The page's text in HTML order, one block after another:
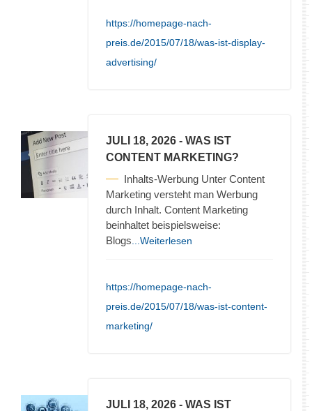
https://homepage-nach-
preis.de/2015/07/18/was-ist-display-
advertising/
JULI 18, 2026 - WAS IST
CONTENT MARKETING?
Inhalts-Werbung Unter Content
Marketing versteht man Werbung
durch Inhalt. Content Marketing
beinhaltet beispielsweise:
Blogs ...Weiterlesen
https://homepage-nach-
preis.de/2015/07/18/was-ist-content-
marketing/
JULI 18, 2026 - WAS IST